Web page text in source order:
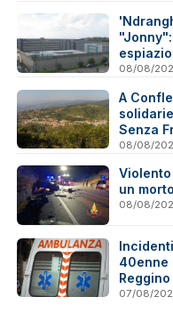
08/08/
A
Senza
del
08/08/
Violento
un
08/08/
40enne
Reggino
07/08/